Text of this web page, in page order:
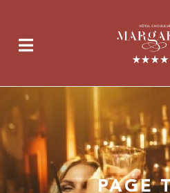
PAGE